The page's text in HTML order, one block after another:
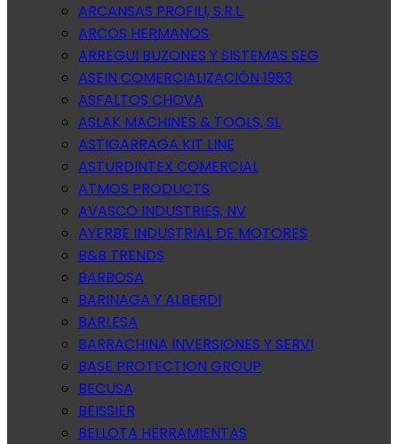
ARCANSAS PROFILI, S.R.L.
ARCOS HERMANOS
ARREGUI BUZONES Y SISTEMAS SEG
ASEIN COMERCIALIZACIÓN 1983
ASFALTOS CHOVA
ASLAK MACHINES & TOOLS, SL
ASTIGARRAGA KIT LINE
ASTURDINTEX COMERCIAL
ATMOS PRODUCTS
AVASCO INDUSTRIES, NV
AYERBE INDUSTRIAL DE MOTORES
B&B TRENDS
BARBOSA
BARINAGA Y ALBERDI
BARLESA
BARRACHINA INVERSIONES Y SERVI
BASE PROTECTION GROUP
BECUSA
BEISSIER
BELLOTA HERRAMIENTAS